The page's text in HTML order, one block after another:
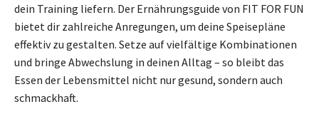
dein Training liefern. Der Ernährungsguide von FIT FOR FUN
bietet dir zahlreiche Anregungen, um deine Speisepläne
effektiv zu gestalten. Setze auf vielfältige Kombinationen
und bringe Abwechslung in deinen Alltag – so bleibt das
Essen der Lebensmittel nicht nur gesund, sondern auch
schmackhaft.